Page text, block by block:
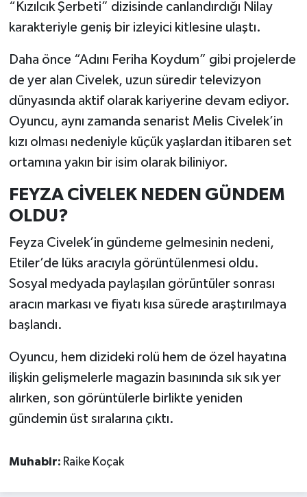
“Kızılcık Şerbeti” dizisinde canlandırdığı Nilay
karakteriyle geniş bir izleyici kitlesine ulaştı.
Daha önce “Adını Feriha Koydum” gibi projelerde
de yer alan Civelek, uzun süredir televizyon
dünyasında aktif olarak kariyerine devam ediyor.
Oyuncu, aynı zamanda senarist Melis Civelek’in
kızı olması nedeniyle küçük yaşlardan itibaren set
ortamına yakın bir isim olarak biliniyor.
FEYZA CİVELEK NEDEN GÜNDEM
OLDU?
Feyza Civelek’in gündeme gelmesinin nedeni,
Etiler’de lüks aracıyla görüntülenmesi oldu.
Sosyal medyada paylaşılan görüntüler sonrası
aracın markası ve fiyatı kısa sürede araştırılmaya
başlandı.
Oyuncu, hem dizideki rolü hem de özel hayatına
ilişkin gelişmelerle magazin basınında sık sık yer
alırken, son görüntülerle birlikte yeniden
gündemin üst sıralarına çıktı.
Muhabir: Raike Koçak